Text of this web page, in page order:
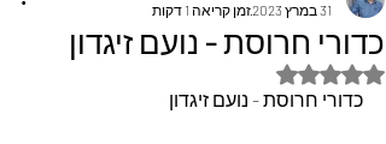
כדורי חרוסת - נועם זיגדון
31 במרץ 2023
זמן קריאה 1 דקות
דירוג של NaN מתוך 5 כוכבים
כדורי חרוסת - נועם זיגדון